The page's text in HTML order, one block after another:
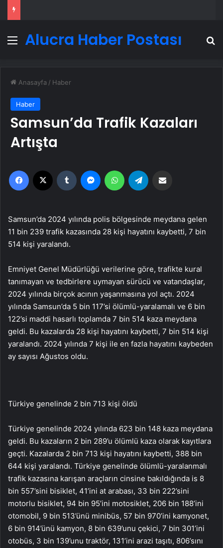
MenüAlucra Haber Postası
Anasayfa / Haber
Haber
Samsun’da Trafik Kazaları
Artışta
Facebook Tumblr MessengerWhatsApp
Samsun’da 2024 yılında polis bölgesinde meydana gelen
11 bin 239 trafik kazasında 28 kişi hayatını kaybetti, 7 bin
514 kişi yaralandı.
Emniyet Genel Müdürlüğü verilerine göre, trafikte kural
tanımayan ve tedbirlere uymayan sürücü ve vatandaşlar,
2024 yılında birçok acının yaşanmasına yol açtı. 2024
yılında Samsun’da 5 bin 117’si ölümlü-yaralamalı ve 6 bin
122’si maddi hasarlı toplamda 7 bin 514 kaza meydana
geldi. Bu kazalarda 28 kişi hayatını kaybetti, 7 bin 514 kişi
yaralandı. 2024 yılında 7 kişi ile en fazla hayatını kaybeden
ay sayısı Ağustos oldu.
Türkiye genelinde 2 bin 713 kişi öldü
Türkiye genelinde 2024 yılında 623 bin 148 kaza meydana
geldi. Bu kazaların 2 bin 289’u ölümlü kaza olarak kayıtlara
geçti. Kazalarda 2 bin 713 kişi hayatını kaybetti, 388 bin
644 kişi yaralandı. Türkiye genelinde ölümlü-yaralanmalı
trafik kazasına karışan araçların cinsine bakıldığında is 8
bin 557’sini bisiklet, 41’ini at arabası, 33 bin 222’sini
motorlu bisiklet, 94 bin 95’ini motosiklet, 206 bin 188’ini
otomobil, 9 bin 513’ünü minibüs, 57 bin 970’ini kamyonet,
6 bin 914’ünü kamyon, 8 bin 639’unu çekici, 7 bin 301’ini
otobüs, 3 bin 139’unu traktör, 131’ini arazi taşıtı, 806’sını